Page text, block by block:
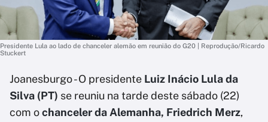
Presidente Lula ao lado de chanceler alemão em reunião do G20 | Reprodução/Ricardo
Stuckert
Joanesburgo - O presidente Luiz Inácio Lula da
Silva (PT) se reuniu na tarde deste sábado (22)
com ochanceler da Alemanha, Friedrich Merz,